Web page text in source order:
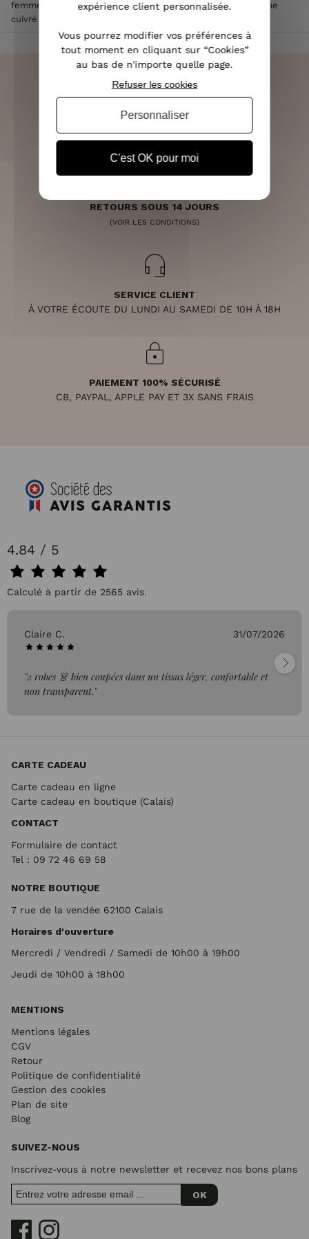
femme
Bracelet LOL élastique noir Fleur à pétales filigrane
cuivré
LIVRAISON RAPIDE
OFFERTE DÈS 70€
RETOURS SOUS 14 JOURS
(VOIR LES CONDITIONS)
SERVICE CLIENT
À VOTRE ÉCOUTE DU LUNDI AU SAMEDI DE 10H À 18H
PAIEMENT 100% SÉCURISÉ
CB, PAYPAL, APPLE PAY ET 3X SANS FRAIS
4.84 / 5
Calculé à partir de 2565 avis.
Claire C. 31/07/2026
"2 robes 👗 bien coupées dans un tissus léger, confortable et
non transparent."
CARTE CADEAU
Carte cadeau en ligne
Carte cadeau en boutique (Calais)
CONTACT
Formulaire de contact
Tel : 09 72 46 69 58
NOTRE BOUTIQUE
7 rue de la vendée 62100 Calais
Horaires d'ouverture
Mercredi / Vendredi / Samedi de 10h00 à 19h00
Jeudi de 10h00 à 18h00
MENTIONS
Mentions légales
CGV
Retour
Politique de confidentialité
Gestion des cookies
Plan de site
Blog
SUIVEZ-NOUS
Inscrivez-vous à notre newsletter et recevez nos bons plans
OK
expérience client personnalisée.
Vous pourrez modifier vos préférences à
tout moment en cliquant sur “Cookies”
au bas de n'importe quelle page.
C'est OK pour moi
Refuser les cookies
Personnaliser